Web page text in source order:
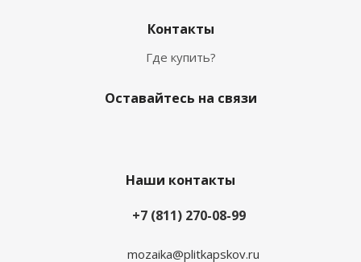
Контакты
Где купить?
Оставайтесь на связи
Наши контакты
+7 (811) 270-08-99
mozaika@plitkapskov.ru